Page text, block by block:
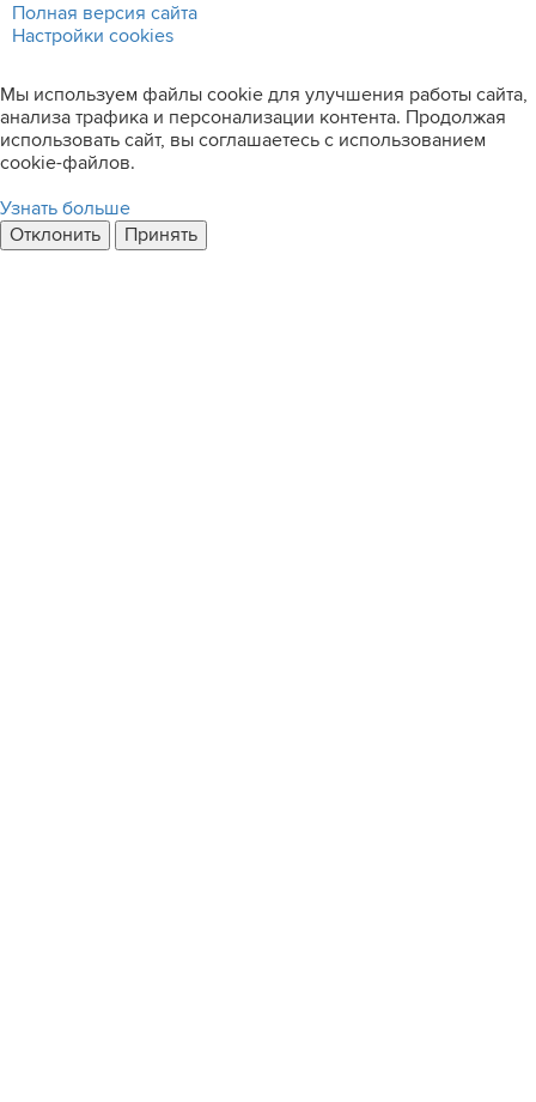
Полная версия сайта
Настройки cookies
Мы используем файлы cookie для улучшения работы сайта,
анализа трафика и персонализации контента. Продолжая
использовать сайт, вы соглашаетесь с использованием
cookie-файлов.
Узнать больше
Отклонить
Принять